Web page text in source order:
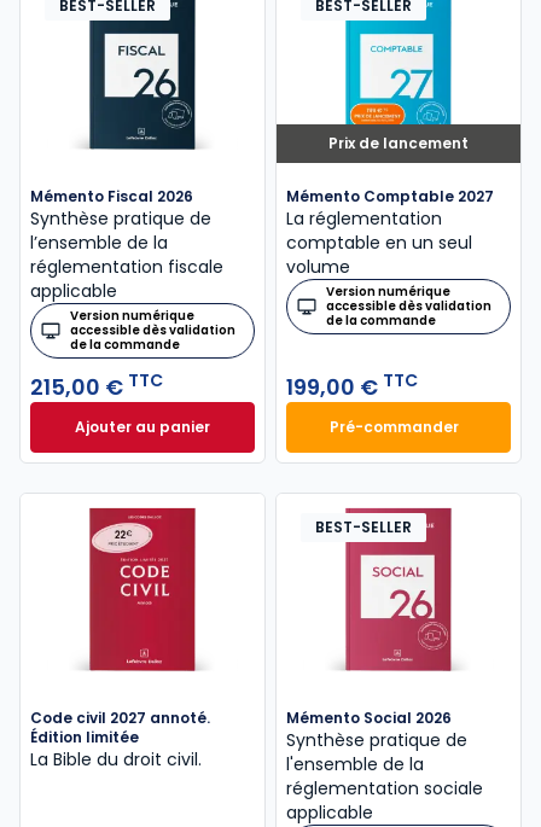
BEST-SELLER
Mémento Fiscal 2026
Synthèse pratique de
l’ensemble de la
réglementation fiscale
applicable
Version numérique
accessible dès validation
de la commande
215,00 € TTC
Ajouter au panierMémento Fiscal 2026 à 215,00 € TTC
Prix de lancement
BEST-SELLER
Mémento Comptable 2027
La réglementation
comptable en un seul
volume
Version numérique
accessible dès validation
de la commande
199,00 € TTC
Pré-commander
Mémento
Code civil 2027 annoté.
Édition limitée
La Bible du droit civil.
BEST-SELLER
Mémento Social 2026
Synthèse pratique de
l'ensemble de la
réglementation sociale
applicable